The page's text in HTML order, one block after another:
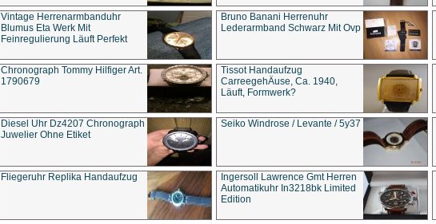
Vintage Herrenarmbanduhr
Blumus Eta Werk Mit
Feinregulierung Läuft Perfekt
Bruno Banani Herrenuhr
Lederarmband Schwarz Mit Ovp
Chronograph Tommy Hilfiger Art.
1790679
Tissot Handaufzug
CarreegehÄuse, Ca. 1940,
Läuft, Formwerk?
Diesel Uhr Dz4207 Chronograph
Juwelier Ohne Etiket
Seiko Windrose / Levante / 5y37
Fliegeruhr Replika Handaufzug
Ingersoll Lawrence Gmt Herren
Automatikuhr In3218bk Limited
Edition